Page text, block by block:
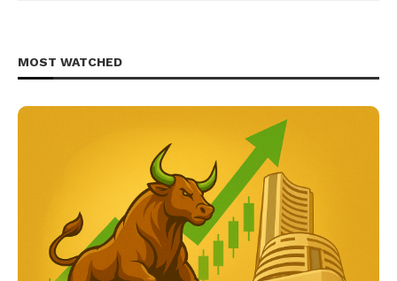
MOST WATCHED